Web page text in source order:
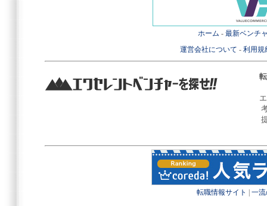
ホーム - 最新ベンチ
運営会社について - 利用規
転職情報サイト 一